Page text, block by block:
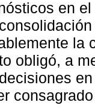
en
la
obligó, a